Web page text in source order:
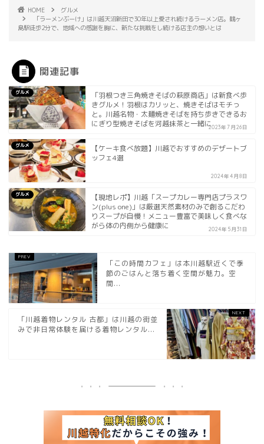
HOME
グルメ
「ラーメンぶーけ」は川越天沼新田で30年以上愛され続けるラーメン店。鶴ヶ
島駅徒歩2分で、地域への感謝を胸に、新たな挑戦をし続ける店主の想いとは
関連記事
グルメ
「羽根つき三角焼きそばの萩原商店」は新食べ歩
きグルメ！羽根はカリッと、焼きそばはモチっ
と。川越名物・太麺焼きそばを持ち歩きできるお
にぎり型焼きそばを河越抹茶と一緒に2023年7月26日
グルメ
【ケーキ食べ放題】川越でおすすめのデザートブ
ッフェ4選
2024年4月8日
グルメ
【現地レポ】川越「スープカレー専門店プラスワ
ン(plus one)」は厳選天然素材のみで創るこだわ
りスープが自慢！メニュー豊富で美味しく食べな
がら体の内側から健康に
2024年5月31日
「この時間カフェ」は本川越駅近くで季
節のごはんと落ち着く空間が魅力。空
間...
「川越着物レンタル 古都」は川越の街並
みで非日常体験を届ける着物レンタル...